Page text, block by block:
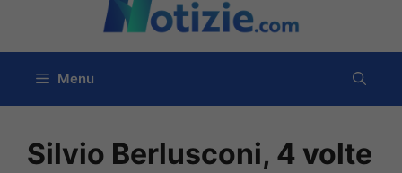
contenuto
Menu
Silvio Berlusconi, 4 volte